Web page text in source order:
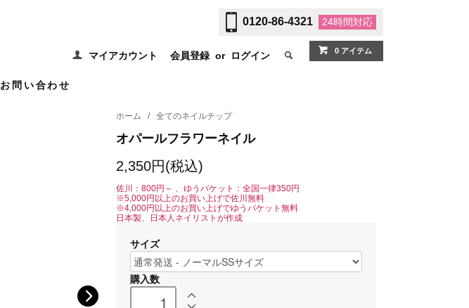
0120-86-4321 24時間対応
マイアカウント 会員登録 or ログイン 0 アイテム
お問い合わせ
ホーム / 全てのネイルチップ
オパールフラワーネイル
2,350円(税込)
佐川：800円～ 、ゆうパケット：全国一律350円
※5,000円以上のお買い上げで佐川無料
※4,000円以上のお買い上げでゆうパケット無料
日本製、日本人ネイリストが作成
サイズ
購入数